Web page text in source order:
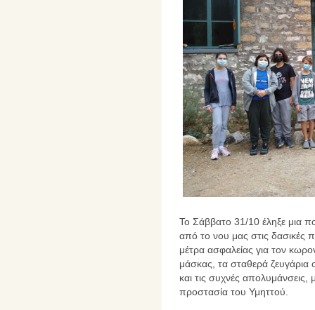
Το Σάββατο 31/10 έληξε μια
από το νου μας στις δασικές
μέτρα ασφαλείας για τον
μάσκας, τα σταθερά
και τις συχνές απολυμάνσεις,
προστασία του Υμηττού.